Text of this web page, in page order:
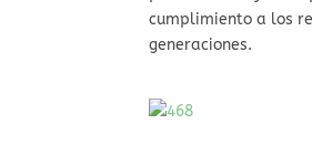
cumplimiento a los
generaciones.